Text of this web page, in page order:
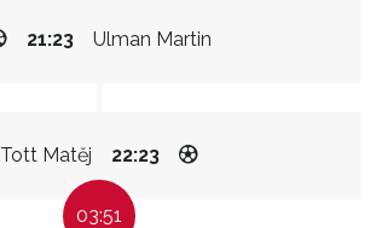
Ulman Martin
21:23
Tott Matěj 22:23
03:51